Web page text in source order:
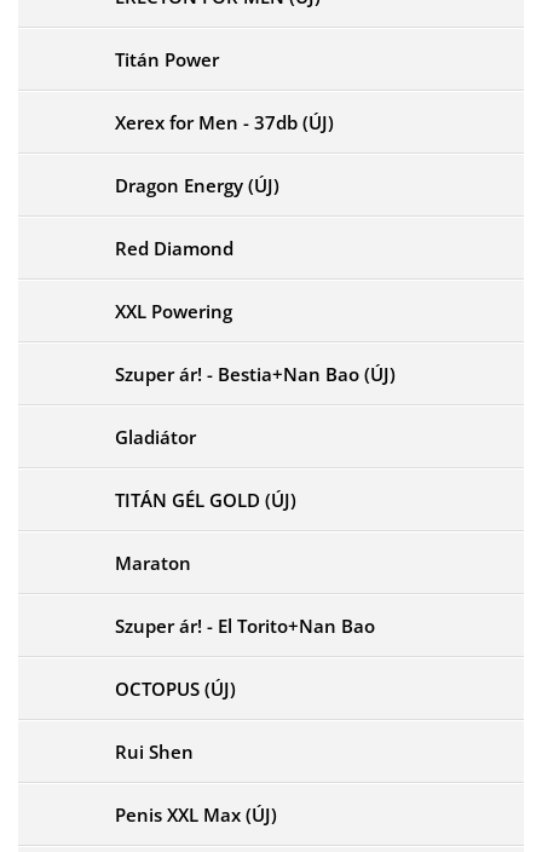
Titán Power
Xerex for Men - 37db (ÚJ)
Dragon Energy (ÚJ)
Red Diamond
XXL Powering
Szuper ár! - Bestia+Nan Bao (ÚJ)
Gladiátor
TITÁN GÉL GOLD (ÚJ)
Maraton
Szuper ár! - El Torito+Nan Bao
OCTOPUS (ÚJ)
Rui Shen
Penis XXL Max (ÚJ)